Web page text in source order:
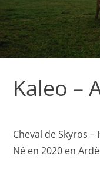
Kaleo –
Cheval de Skyros –
Né en 2020 en